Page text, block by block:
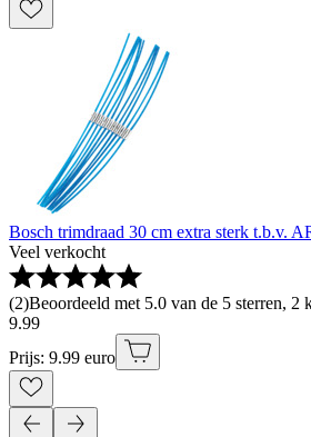
Bosch trimdraad 30 cm extra sterk t.b.v.
Veel verkocht
(2)Beoordeeld met 5.0 van de 5 sterren, 2
9.99
Prijs: 9.99 euro